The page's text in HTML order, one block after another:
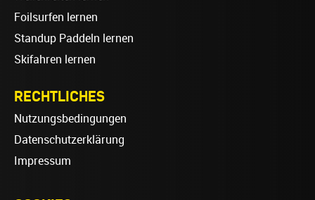
Foilsurfen lernen
Standup Paddeln lernen
Skifahren lernen
RECHTLICHES
Nutzungsbedingungen
Datenschutzerklärung
Impressum